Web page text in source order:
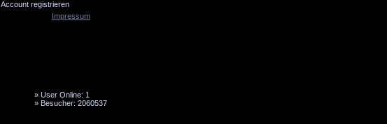
Account registrieren
» User Online: 1
» Besucher: 2060537
Impressum